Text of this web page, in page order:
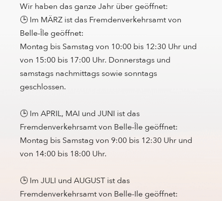
Wir haben das ganze Jahr über geöffnet:
🕒 Im MÄRZ ist das Fremdenverkehrsamt von
Belle-Île geöffnet:
Montag bis Samstag von 10:00 bis 12:30 Uhr und
von 15:00 bis 17:00 Uhr. Donnerstags und
samstags nachmittags sowie sonntags
geschlossen.
🕒 Im APRIL, MAI und JUNI ist das
Fremdenverkehrsamt von Belle-Île geöffnet:
Montag bis Samstag von 9:00 bis 12:30 Uhr und
von 14:00 bis 18:00 Uhr.
🕒 Im JULI und AUGUST ist das
Fremdenverkehrsamt von Belle-Ile geöffnet: